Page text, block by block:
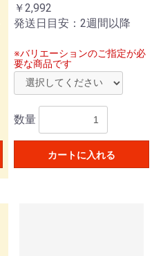
￥2,992
発送日目安：2週間以降
※バリエーションのご指定が必
要な商品です
数量
カートに入れる